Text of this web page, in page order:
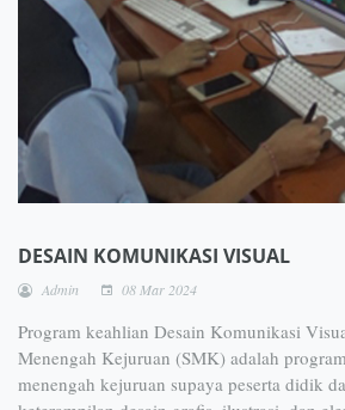
DESAIN KOMUNIKASI VISUAL
Admin 08 Mar 2024
Program keahlian Desain Komunikasi
Menengah Kejuruan (SMK) adalah
menengah kejuruan supaya peserta didik